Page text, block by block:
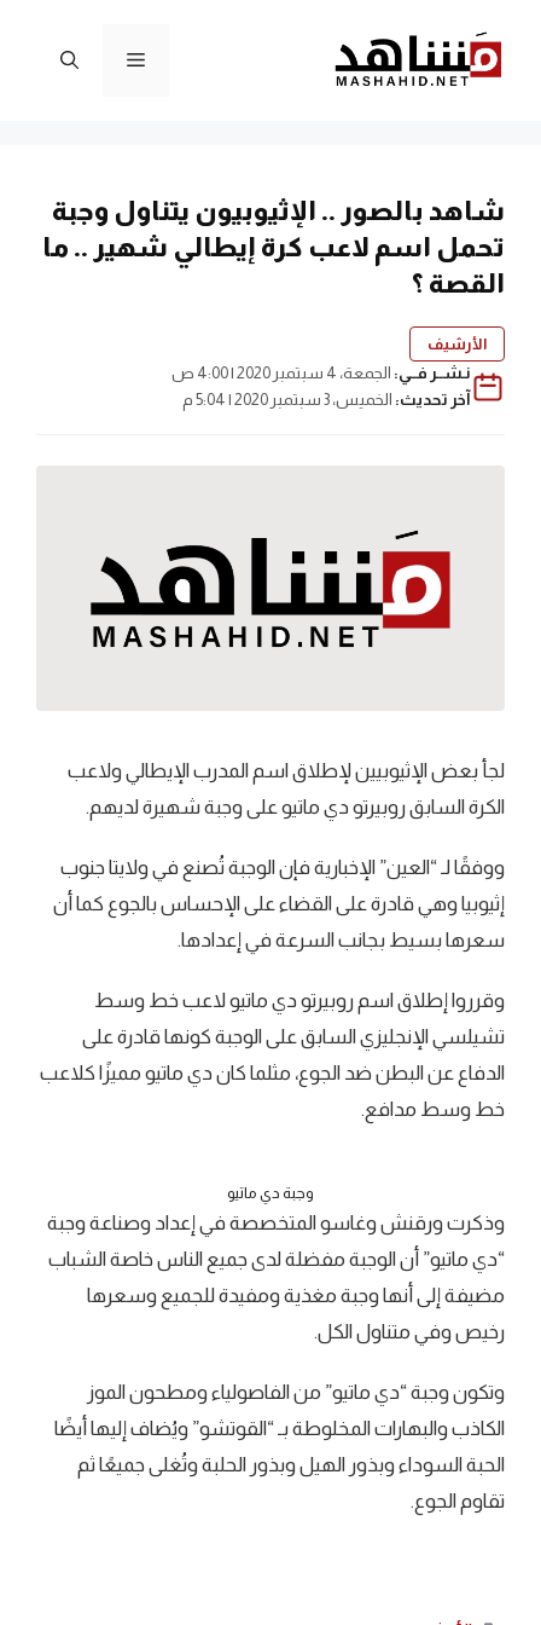
المحتوى
القائمة
شاهد بالصور .. الإثيوبيون يتناول وجبة
تحمل اسم لاعب كرة إيطالي شهير .. ما
القصة ؟
الأرشيف
نـشــر فــي: الجمعة، 4 سبتمبر 2020 | 4:00 ص
آخر تحديث: الخميس، 3 سبتمبر 2020 | 5:04 م
لجأ بعض الإثيوبيين لإطلاق اسم المدرب الإيطالي ولاعب
الكرة السابق روبيرتو دي ماتيو على وجبة شهيرة لديهم.
ووفقًا لـ “العين” الإخبارية فإن الوجبة تُصنع في ولايتا جنوب
إثيوبيا وهي قادرة على القضاء على الإحساس بالجوع كما أن
سعرها بسيط بجانب السرعة في إعدادها.
وقرروا إطلاق اسم روبيرتو دي ماتيو لاعب خط وسط
تشيلسي الإنجليزي السابق على الوجبة كونها قادرة على
الدفاع عن البطن ضد الجوع، مثلما كان دي ماتيو مميزًا كلاعب
خط وسط مدافع.
وجبة دي ماتيو
وذكرت ورقنش وغاسو المتخصصة في إعداد وصناعة وجبة
“دي ماتيو” أن الوجبة مفضلة لدى جميع الناس خاصة الشباب
مضيفة إلى أنها وجبة مغذية ومفيدة للجميع وسعرها
رخيص وفي متناول الكل.
وتكون وجبة “دي ماتيو” من الفاصولياء ومطحون الموز
الكاذب والبهارات المخلوطة بـ “القوتشو” ويُضاف إليها أيضًا
الحبة السوداء وبذور الهيل وبذور الحلبة وتُغلى جميعًا ثم
تقاوم الجوع.